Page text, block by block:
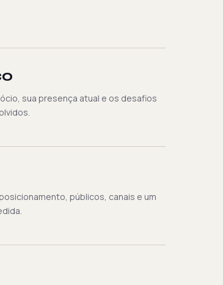
sua presença atual e os desafios
públicos, canais e um